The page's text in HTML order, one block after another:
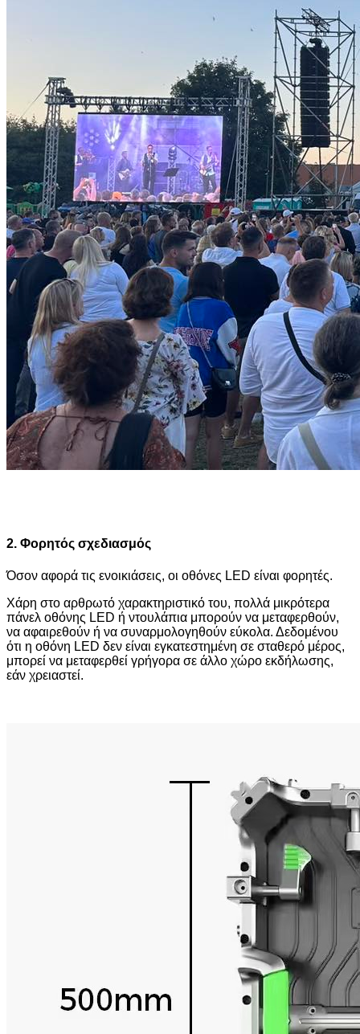
2. Φορητός σχεδιασμός
Όσον αφορά τις ενοικιάσεις, οι οθόνες LED είναι φορητές.
Χάρη στο αρθρωτό χαρακτηριστικό του, πολλά μικρότερα
πάνελ οθόνης LED ή ντουλάπια μπορούν να μεταφερθούν,
να αφαιρεθούν ή να συναρμολογηθούν εύκολα. Δεδομένου
ότι η οθόνη LED δεν είναι εγκατεστημένη σε σταθερό μέρος,
μπορεί να μεταφερθεί γρήγορα σε άλλο χώρο εκδήλωσης,
εάν χρειαστεί.